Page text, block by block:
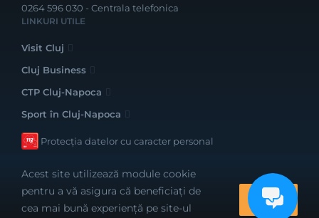
0264 596 030 - Centrala telefonica
LINKURI UTILE
Visit Cluj
Cluj Business
CTP Cluj-Napoca
Sport în Cluj-Napoca
Protecția datelor cu caracter personal
Realizat cu bune intenții de către
Acest site utilizează module cookie
pentru a vă asigura că beneficiați de
cea mai bună experiență pe site-ul
OK